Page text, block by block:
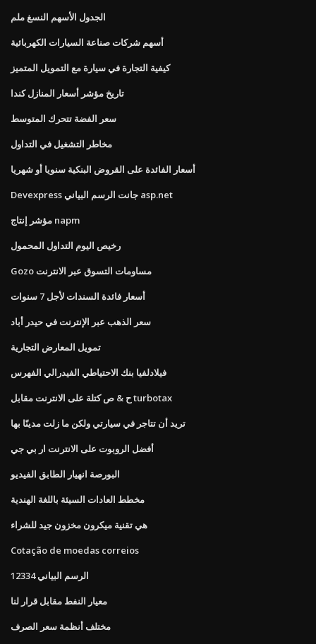
الجدول الأسهم النسغ ملم
أسهم شركات صناعة السيارات الكهربائية
كيفية التجارة في سيارة مع التمويل المتميز
تاريخ مؤشر أسعار المنازل كندا
سعر الفضة تتحرك المتوسط
مخاطر التشغيل في التداول
أسعار الفائدة على القروض البنكية سنويا أو شهريا
Devexpress جانت الرسم البياني asp.net
مؤشر إنتاج napm
رخيص اليوم التداول المحمول
Gozo مساومات التسوق عبر الانترنت
أسعار فائدة السندات لأجل 7 سنوات
سعر الذهب عبر الإنترنت في حيدر أباد
تمويل المعارض التجارية
فيلادلفيا بنك الاحتياطي الفيدرالي الفهرس
ح & ص كتلة على الانترنت مقابل turbotax
تريد أن تتاجر في سيارتي ولكن ما زلت مدينًا بها
أفضل الروبوت على الانترنت ار بي جي
البورصة انهيار الطابق الفيديو
مخطط العادات السيئة باللغة الهندية
هي تقنية ميكرون مخزون جيد للشراء
Cotação de moedas correios
الرسم البياني 12334
معيار النفط مقابل قرار لنا
مختلف أنظمة سعر الصرف